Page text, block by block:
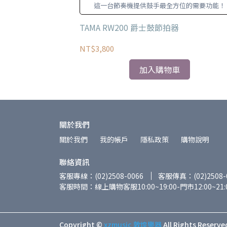
這一台節奏機提供鼓手最全方位的需要功能！
TAMA RW200 爵士鼓節拍器
NT$3,800
加入購物車
關於我們
關於我們 我的帳戶 隱私政策 購物說明
聯絡資訊
客服專線：(02)2508-0066
客服傳真：
客服時間：線上購物客服10:00~19:00-門市
Copyright © xzmusic 敦煌樂器All Rights